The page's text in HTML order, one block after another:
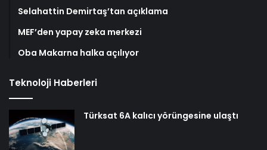
Selahattin Demirtaş’tan açıklama
MEF’den yapay zeka merkezi
Oba Makarna halka açılıyor
Teknoloji Haberleri
Türksat 6A kalıcı yörüngesine ulaştı